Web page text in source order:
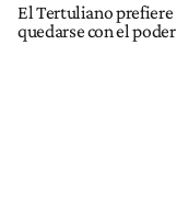
El Tertuliano prefiere
quedarse con el poder